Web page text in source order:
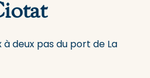
deux pas du port de La